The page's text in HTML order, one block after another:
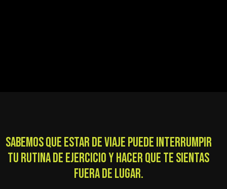
SABEMOS QUE ESTAR DE VIAJE PUEDE INTERRUMPIR
TU RUTINA DE EJERCICIO Y HACER QUE TE SIENTAS
FUERA DE LUGAR.